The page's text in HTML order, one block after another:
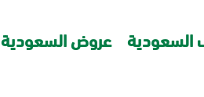
السعودية عروض السعودية